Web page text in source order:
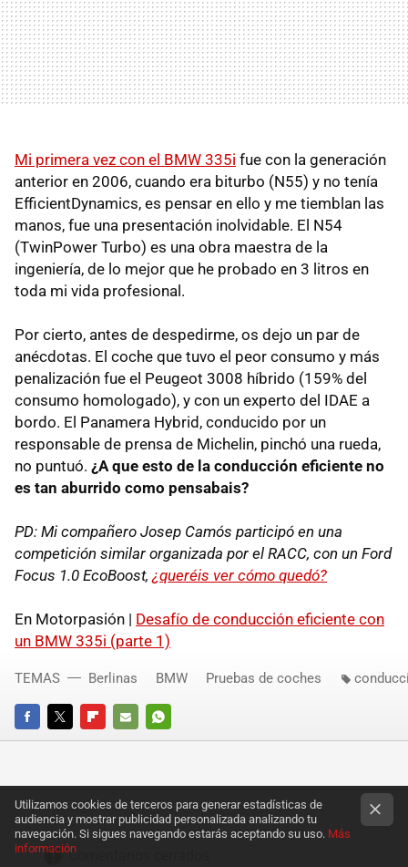
Mi primera vez con el BMW 335i fue con la generación
anterior en 2006, cuando era biturbo (N55) y no tenía
EfficientDynamics, es pensar en ello y me tiemblan las
manos, fue una presentación inolvidable. El N54
(TwinPower Turbo) es una obra maestra de la
ingeniería, de lo mejor que he probado en 3 litros en
toda mi vida profesional.
Por cierto, antes de despedirme, os dejo un par de
anécdotas. El coche que tuvo el peor consumo y más
penalización fue el Peugeot 3008 híbrido (159% del
consumo homologado), y con un experto del IDAE a
bordo. El Panamera Hybrid, conducido por un
responsable de prensa de Michelin, pinchó una rueda,
no puntuó. ¿A que esto de la conducción eficiente no
es tan aburrido como pensabais?
PD: Mi compañero Josep Camós participó en una
competición similar organizada por el RACC, con un Ford
Focus 1.0 EcoBoost, ¿queréis ver cómo quedó?
En Motorpasión | Desafío de conducción eficiente con
un BMW 335i (parte 1)
FACEBOOKTWITTERFLIPBOARD
E-
WHATSAPP
TEMAS Berlinas BMW Pruebas de coches
Comentarios cerrados
Utilizamos cookies de terceros para generar estadísticas de
audiencia y mostrar publicidad personalizada analizando tu
navegación. Si sigues navegando estarás aceptando su uso. Más
información